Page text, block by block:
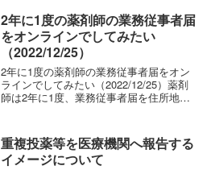
2年に1度の薬剤師の業務従事者届
をオンラインでしてみたい
（2022/12/25）
2年に1度の薬剤師の業務従事者届をオン
ラインでしてみたい（2022/12/25）薬剤
師は2年に1度、業務従事者届を住所地の
でに届け出を行う必要があるのですが、
今回...
重複投薬等を医療機関へ報告する
イメージについて